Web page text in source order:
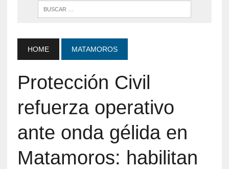
HOME MATAMOROS
Protección Civil
refuerza operativo
ante onda gélida en
Matamoros: habilitan